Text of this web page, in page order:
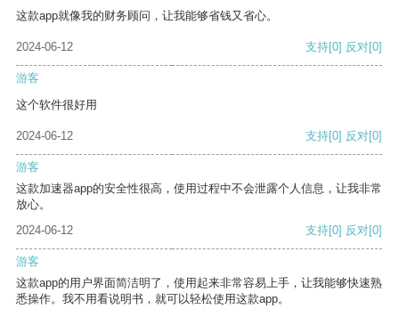
这款app就像我的财务顾问，让我能够省钱又省心。
2024-06-12 支持[0] 反对[0]
游客
这个软件很好用
2024-06-12 支持[0] 反对[0]
游客
这款加速器app的安全性很高，使用过程中不会泄露个人信息，让我非常
放心。
2024-06-12
支持[0] 反对[0]
游客
这款app的用户界面简洁明了，使用起来非常容易上手，让我能够快速熟
悉操作。我不用看说明书，就可以轻松使用这款app。